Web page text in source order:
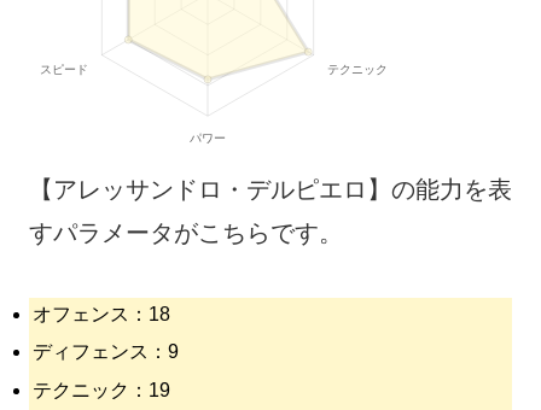
【アレッサンドロ・デルピエロ】の能力を表
すパラメータがこちらです。
オフェンス：18
ディフェンス：9
テクニック：19